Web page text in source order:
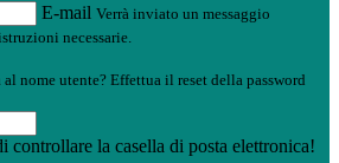
E-mail Verrà inviato un messaggio
necessarie.
nome utente? Effettua il reset della password
controllare la casella di posta elettronica!